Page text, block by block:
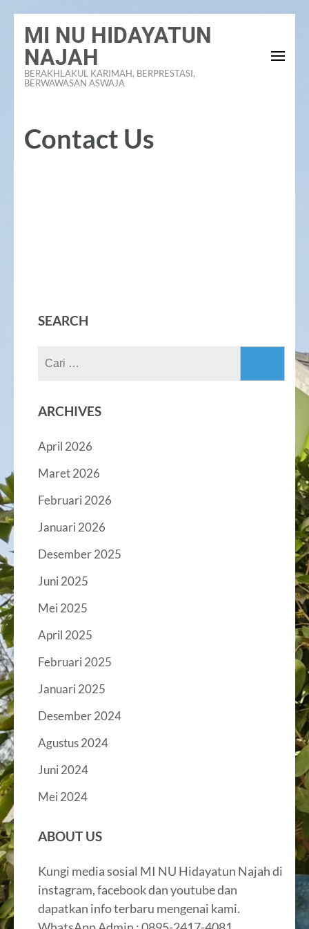
konten
(Tekan
MI NU HIDAYATUN
NAJAH
BERAKHLAKUL KARIMAH, BERPRESTASI,
BERWAWASAN ASWAJA
Contact Us
SEARCH
ARCHIVES
April 2026
Maret 2026
Februari 2026
Januari 2026
Desember 2025
Juni 2025
Mei 2025
April 2025
Februari 2025
Januari 2025
Desember 2024
Agustus 2024
Juni 2024
Mei 2024
ABOUT US
Kungi media sosial MI NU Hidayatun Najah di
instagram, facebook dan youtube dan
dapatkan info terbaru mengenai kami.